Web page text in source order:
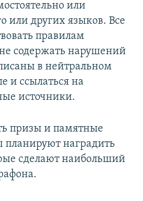
или
или других языков. Все
правилам
содержать нарушений
в нейтральном
и ссылаться на
источники.
призы и памятные
планируют наградить
сделают наибольший